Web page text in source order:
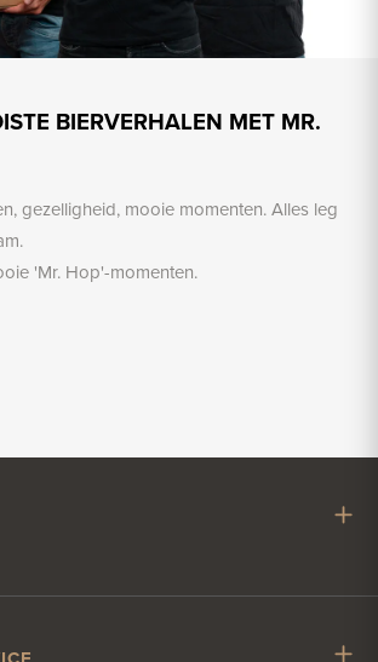
BIERVERHALEN MET MR.
gezelligheid, mooie momenten. Alles leg
'Mr. Hop'-momenten.